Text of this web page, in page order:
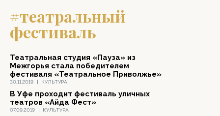
#театральный
фестиваль
30.11.2019 | КУЛЬТУРА
Театральная студия «Пауза» из
Межгорья стала победителем
фестиваля «Театральное Приволжье»
07.09.2019 | КУЛЬТУРА
В Уфе проходит фестиваль уличных
театров «Айда Фест»